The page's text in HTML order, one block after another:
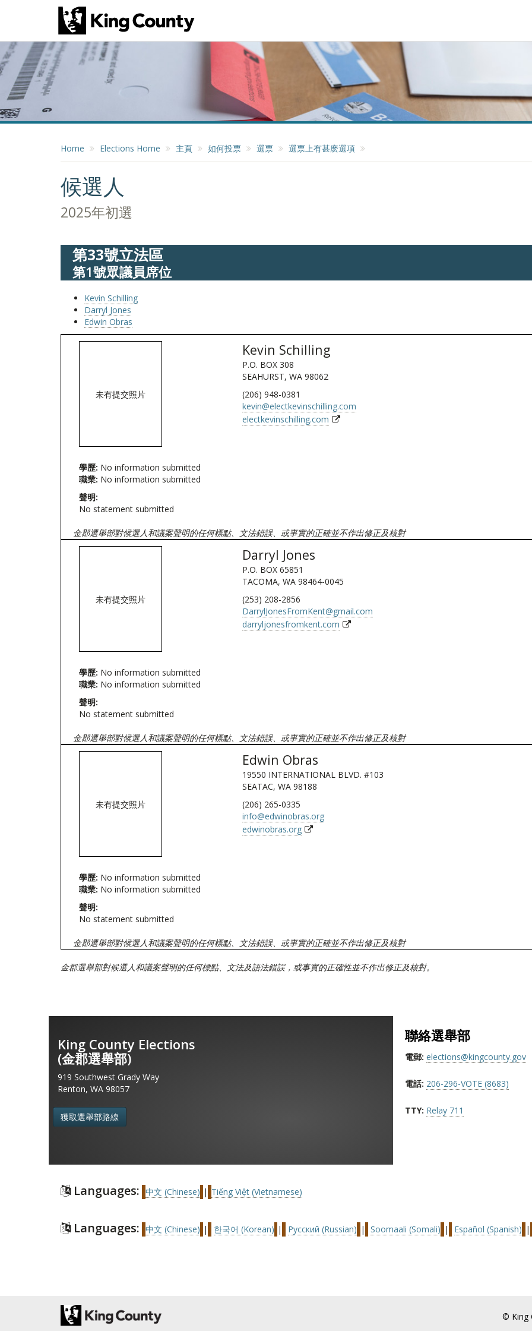
Home Elections Home 主頁 如何投票 選票 選票上有甚麽選項
候選人
2025年初選
第33號立法區
第1號眾議員席位
Kevin Schilling
Darryl Jones
Edwin Obras
未有提交照片
Kevin Schilling
P.O. BOX 308
SEAHURST, WA 98062
(206) 948-0381
kevin@electkevinschilling.com
electkevinschilling.com
學歷: No information submitted
職業: No information submitted
聲明:
No statement submitted
金郡選舉部對候選人和議案聲明的任何標點、文法錯誤、或事實的正確並不作出修正及核對
未有提交照片
Darryl Jones
P.O. BOX 65851
TACOMA, WA 98464-0045
(253) 208-2856
DarrylJonesFromKent@gmail.com
darryljonesfromkent.com
學歷: No information submitted
職業: No information submitted
聲明:
No statement submitted
金郡選舉部對候選人和議案聲明的任何標點、文法錯誤、或事實的正確並不作出修正及核對
未有提交照片
Edwin Obras
19550 INTERNATIONAL BLVD. #103
SEATAC, WA 98188
(206) 265-0335
info@edwinobras.org
edwinobras.org
學歷: No information submitted
職業: No information submitted
聲明:
No statement submitted
金郡選舉部對候選人和議案聲明的任何標點、文法錯誤、或事實的正確並不作出修正及核對
金郡選舉部對候選人和議案聲明的任何標點、文法及語法錯誤，或事實的正確性並不作出修正及核對。
King County Elections
(金郡選舉部)
919 Southwest Grady Way
Renton, WA 98057
獲取選舉部路線
聯絡選舉部
電郵: elections@kingcounty.gov
電話: 206-296-VOTE (8683)
TTY: Relay 711
Languages: 中文 (Chinese) | Tiếng Việt (Vietnamese)
Languages: 中文 (Chinese) | 한국어 (Korean) | Русский (Russian) | Soomaali (Somali) | Español (Spanish) |
© King